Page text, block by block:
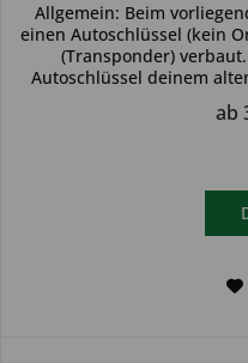
Allgemein: Beim
einen Autoschlüssel (kein
(Transponder)
Autoschlüssel deinem
ab